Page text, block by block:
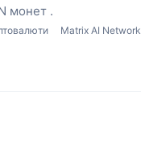
монет .
Matrix AI Network